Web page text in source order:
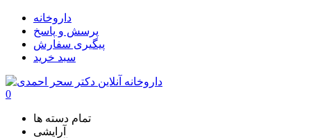
داروخانه
پرسش و پاسخ
پیگیری سفارش
سبد خرید
0
تمام دسته ها
آرایشی